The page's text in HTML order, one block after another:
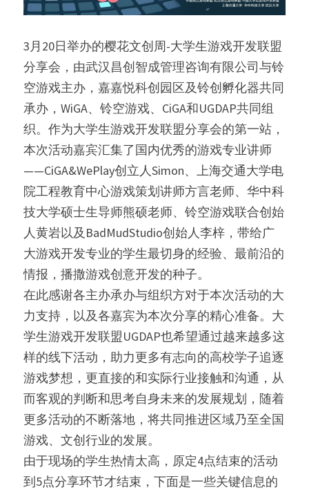
3月20日举办的樱花文创周-大学生游戏开发联盟
分享会，由武汉昌创智成管理咨询有限公司与铃
空游戏主办，嘉嘉悦科创园区及铃创孵化器共同
承办，WiGA、铃空游戏、CiGA和UGDAP共同组
织。作为大学生游戏开发联盟分享会的第一站，
本次活动嘉宾汇集了国内优秀的游戏专业讲师
——CiGA&WePlay创立人Simon、上海交通大学电
院工程教育中心游戏策划讲师方言老师、华中科
技大学硕士生导师熊硕老师、铃空游戏联合创始
人黄岩以及BadMudStudio创始人李梓，带给广
大游戏开发专业的学生最切身的经验、最前沿的
情报，播撒游戏创意开发的种子。
在此感谢各主办承办与组织方对于本次活动的大
力支持，以及各嘉宾为本次分享的精心准备。大
学生游戏开发联盟UGDAP也希望通过越来越多这
样的线下活动，助力更多有志向的高校学子追逐
游戏梦想，更直接的和实际行业接触和沟通，从
而客观的判断和思考自身未来的发展规划，随着
更多活动的不断落地，将共同推进区域乃至全国
游戏、文创行业的发展。
由于现场的学生热情太高，原定4点结束的活动
到5点分享环节才结束，下面是一些关键信息的